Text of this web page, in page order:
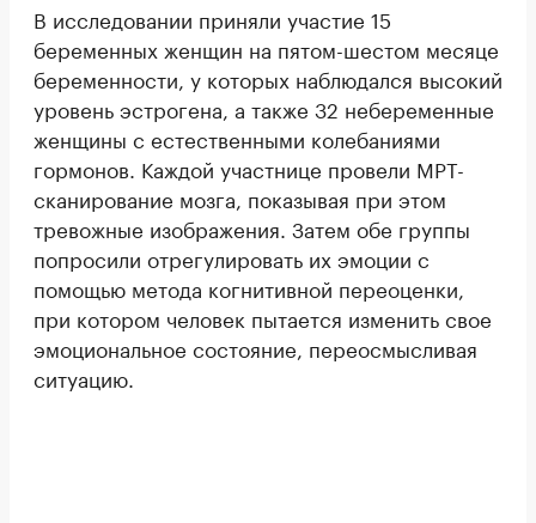
В исследовании приняли участие 15
беременных женщин на пятом-шестом месяце
беременности, у которых наблюдался высокий
уровень эстрогена, а также 32 небеременные
женщины с естественными колебаниями
гормонов. Каждой участнице провели МРТ-
сканирование мозга, показывая при этом
тревожные изображения. Затем обе группы
попросили отрегулировать их эмоции с
помощью метода когнитивной переоценки,
при котором человек пытается изменить свое
эмоциональное состояние, переосмысливая
ситуацию.